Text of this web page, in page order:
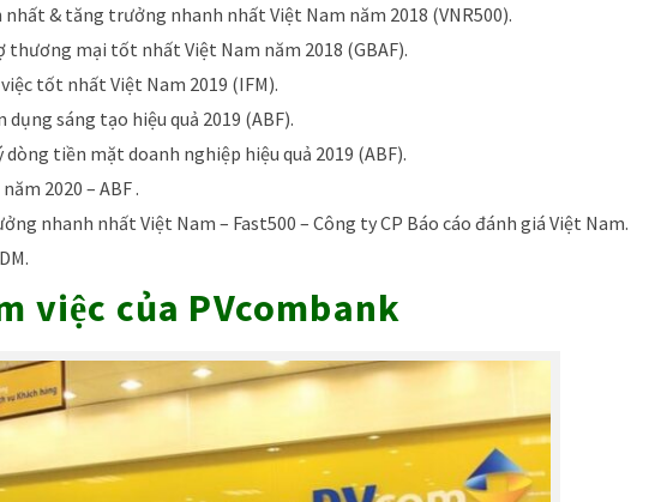
nhất & tăng trưởng nhanh nhất Việt Nam năm 2018 (VNR500).
thương mại tốt nhất Việt Nam năm 2018 (GBAF).
tốt nhất Việt Nam 2019 (IFM).
sáng tạo hiệu quả 2019 (ABF).
tiền mặt doanh nghiệp hiệu quả 2019 (ABF).
2020 – ABF .
nhanh nhất Việt Nam – Fast500 – Công ty CP Báo cáo đánh giá Việt Nam.
việc của PVcombank